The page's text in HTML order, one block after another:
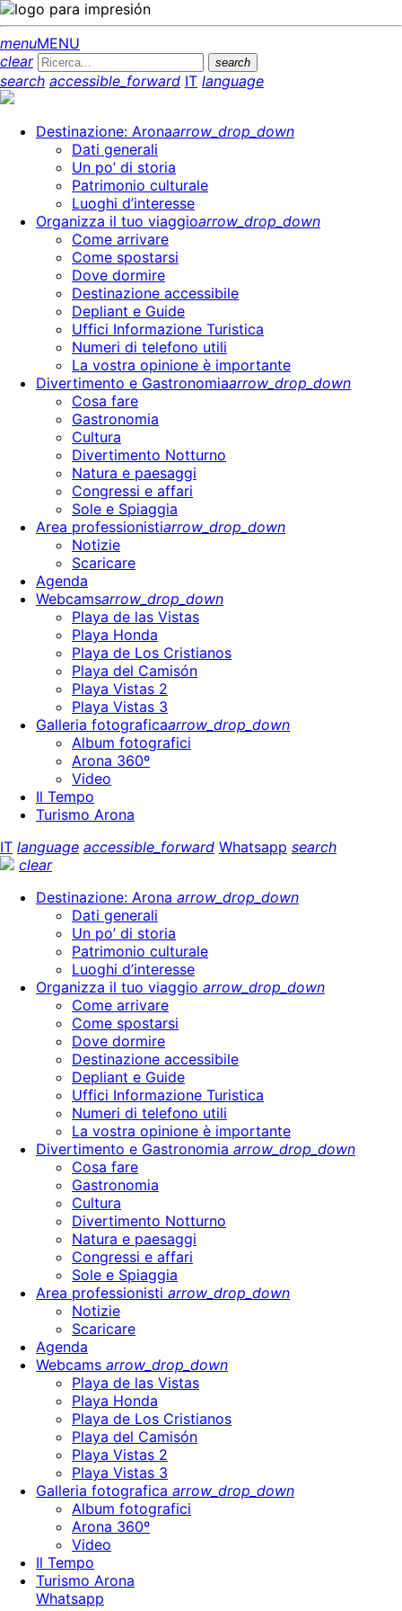
menuMENU
clear
search
search accessible_forward IT language
Destinazione: Aronaarrow_drop_down
Dati generali
Un po’ di storia
Patrimonio culturale
Luoghi d’interesse
Organizza il tuo viaggioarrow_drop_down
Come arrivare
Come spostarsi
Dove dormire
Destinazione accessibile
Depliant e Guide
Uffici Informazione Turistica
Numeri di telefono utili
La vostra opinione è importante
Divertimento e Gastronomiaarrow_drop_down
Cosa fare
Gastronomia
Cultura
Divertimento Notturno
Natura e paesaggi
Congressi e affari
Sole e Spiaggia
Area professionistiarrow_drop_down
Notizie
Scaricare
Agenda
Webcamsarrow_drop_down
Playa de las Vistas
Playa Honda
Playa de Los Cristianos
Playa del Camisón
Playa Vistas 2
Playa Vistas 3
Galleria fotograficaarrow_drop_down
Album fotografici
Arona 360º
Video
Il Tempo
Turismo Arona
IT language accessible_forward Whatsapp search
clear
Destinazione: Arona arrow_drop_down
Dati generali
Un po’ di storia
Patrimonio culturale
Luoghi d’interesse
Organizza il tuo viaggio arrow_drop_down
Come arrivare
Come spostarsi
Dove dormire
Destinazione accessibile
Depliant e Guide
Uffici Informazione Turistica
Numeri di telefono utili
La vostra opinione è importante
Divertimento e Gastronomia arrow_drop_down
Cosa fare
Gastronomia
Cultura
Divertimento Notturno
Natura e paesaggi
Congressi e affari
Sole e Spiaggia
Area professionisti arrow_drop_down
Notizie
Scaricare
Agenda
Webcams arrow_drop_down
Playa de las Vistas
Playa Honda
Playa de Los Cristianos
Playa del Camisón
Playa Vistas 2
Playa Vistas 3
Galleria fotografica arrow_drop_down
Album fotografici
Arona 360º
Video
Il Tempo
Turismo Arona
Whatsapp